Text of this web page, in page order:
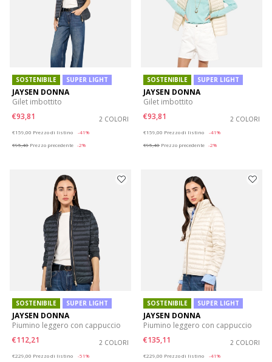
SOSTENIBILE SUPER LIGHT
JAYSEN DONNA
Gilet imbottito
€93,81
2 COLORI
€159,00 Prezzo di listino
-41%
€95,40 Prezzo precedente -2%
SOSTENIBILE SUPER LIGHT
JAYSEN DONNA
Gilet imbottito
€93,81
2 COLORI
€159,00 Prezzo di listino
-41%
€95,40 Prezzo precedente -2%
SOSTENIBILE SUPER LIGHT
JAYSEN DONNA
Piumino leggero con cappuccio
€112,21
2 COLORI
€229,00 Prezzo di listino
-51%
SOSTENIBILE SUPER LIGHT
JAYSEN DONNA
Piumino leggero con cappuccio
€135,11
2 COLORI
€229,00 Prezzo di listino
-41%